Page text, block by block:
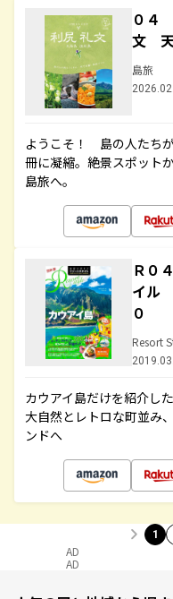
０４
文
島旅
ようこそ！ 島の人たち
冊に凝縮。絶景スポット
島旅へ。
Ｒ０
イル
０
Resort
カウアイ島だけを紹介し
大自然とレトロな町並み
ンドへ
1
AD
AD